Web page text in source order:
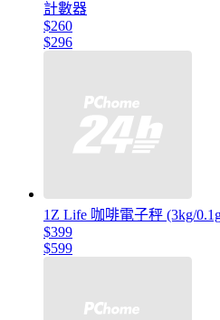
計數器
$260
$296
1Z Life 咖啡電子秤 (3kg/
$399
$599